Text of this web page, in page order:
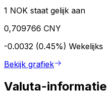
1 NOK staat gelijk aan
0,709766 CNY
-0.0032 (0.45%) Wekelijks
Bekijk grafiek
Valuta-informatie